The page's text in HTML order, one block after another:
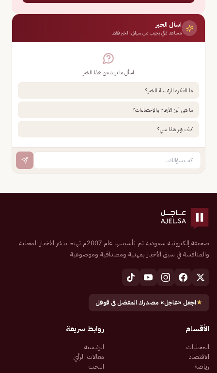
اسأل الخبر
مساعد ذكي يجيب من سياق الخبر فقط
اسأل ما تريد عن هذا الخبر
ما الفكرة الرئيسية للخبر؟
ما هي أبرز الأرقام والإحصاءات؟
كيف يؤثر هذا علي؟
صحيفة إلكترونية سعودية تم تأسيسها عام 2007م تهتم بنشر الأخبار المحلية
والمنافسة في سبق الأخبار بمهنية ومصداقية وموضوعية
★اجعل «عاجل» مصدرك المفضل في قوقل
الأقسام
المحليات
الاقتصاد
رياضة
روابط سريعة
الرئيسية
مقالات الرأي
البحث